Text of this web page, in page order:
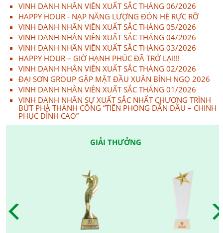
VINH DANH NHÂN VIÊN XUẤT SẮC THÁNG 06/2026
HAPPY HOUR - NẠP NĂNG LƯỢNG ĐÓN HÈ RỰC RỠ
VINH DANH NHÂN VIÊN XUẤT SẮC THÁNG 05/2026
VINH DANH NHÂN VIÊN XUẤT SẮC THÁNG 04/2026
VINH DANH NHÂN VIÊN XUẤT SẮC THÁNG 03/2026
HAPPY HOUR – GIỜ HẠNH PHÚC ĐÃ TRỞ LẠI!!!
VINH DANH NHÂN VIÊN XUẤT SẮC THÁNG 02/2026
ĐẠI SƠN GROUP GẶP MẶT ĐẦU XUÂN BÍNH NGỌ 2026
VINH DANH NHÂN VIÊN XUẤT SẮC THÁNG 01/2026
VINH DANH NHÂN SỰ XUẤT SẮC NHẤT CHƯƠNG TRÌNH
BỨT PHÁ THÀNH CÔNG “TIÊN PHONG DẪN ĐẦU – CHINH
PHỤC ĐỈNH CAO”
GIẢI THƯỞNG